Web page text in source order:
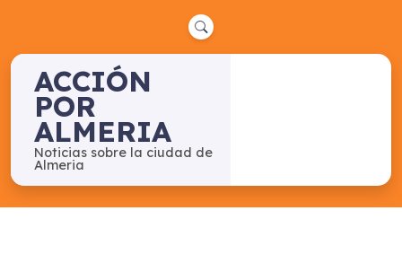
ACCIÓN
POR
ALMERIA
Noticias sobre la ciudad de
Almeria